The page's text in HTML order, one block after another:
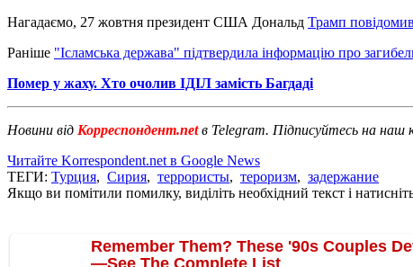
Нагадаємо, 27 жовтня президент США Дональд Трамп
Раніше "Ісламська держава" підтвердила інформацію про
Помер у жаху. Хто очолив ІДІЛ замість Багдаді
Новини від Корреспондент.netв Telegram. Підписуйтесь на наш
Читайте Korrespondent.net в Google News
ТЕГИ: Турция, Сирия, террористы, тероризм, задержание
Якщо ви помітили помилку, виділіть необхідний текст і